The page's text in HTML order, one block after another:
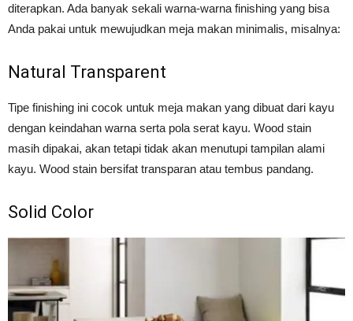
diterapkan. Ada banyak sekali warna-warna finishing yang bisa
Anda pakai untuk mewujudkan meja makan minimalis, misalnya:
Natural Transparent
Tipe finishing ini cocok untuk meja makan yang dibuat dari kayu
dengan keindahan warna serta pola serat kayu. Wood stain
masih dipakai, akan tetapi tidak akan menutupi tampilan alami
kayu. Wood stain bersifat transparan atau tembus pandang.
Solid Color